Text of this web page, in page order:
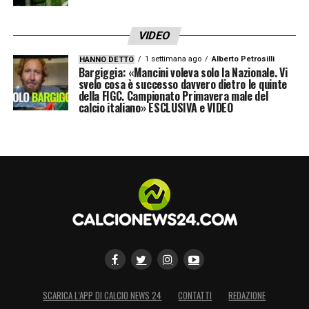
VIDEO
HANNO DETTO 1 settimana ago Alberto Petrosilli
Bargiggia: «Mancini voleva solo la Nazionale. Vi
svelo cosa è successo davvero dietro le quinte
della FIGC. Campionato Primavera male del
calcio italiano» ESCLUSIVA e VIDEO
SCARICA L’APP DI CALCIO NEWS 24 CONTATTI
REDAZIONE